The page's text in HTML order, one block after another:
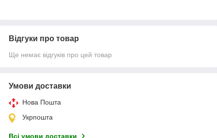
Відгуки про товар
Ще немає відгуків про цей товар
Умови доставки
Нова Пошта
Укрпошта
Всі умови доставки